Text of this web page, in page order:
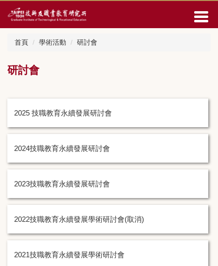
到
主
區
首頁 學術活動 研討會
研討會
2025 技職教育永續發展研討會
2024技職教育永續發展研討會
2023技職教育永續發展研討會
2022技職教育永續發展學術研討會(取消)
2021技職教育永續發展學術研討會